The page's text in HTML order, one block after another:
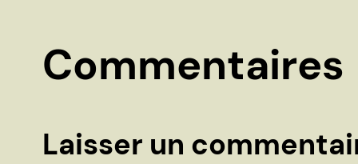
Commentaires
Laisser un